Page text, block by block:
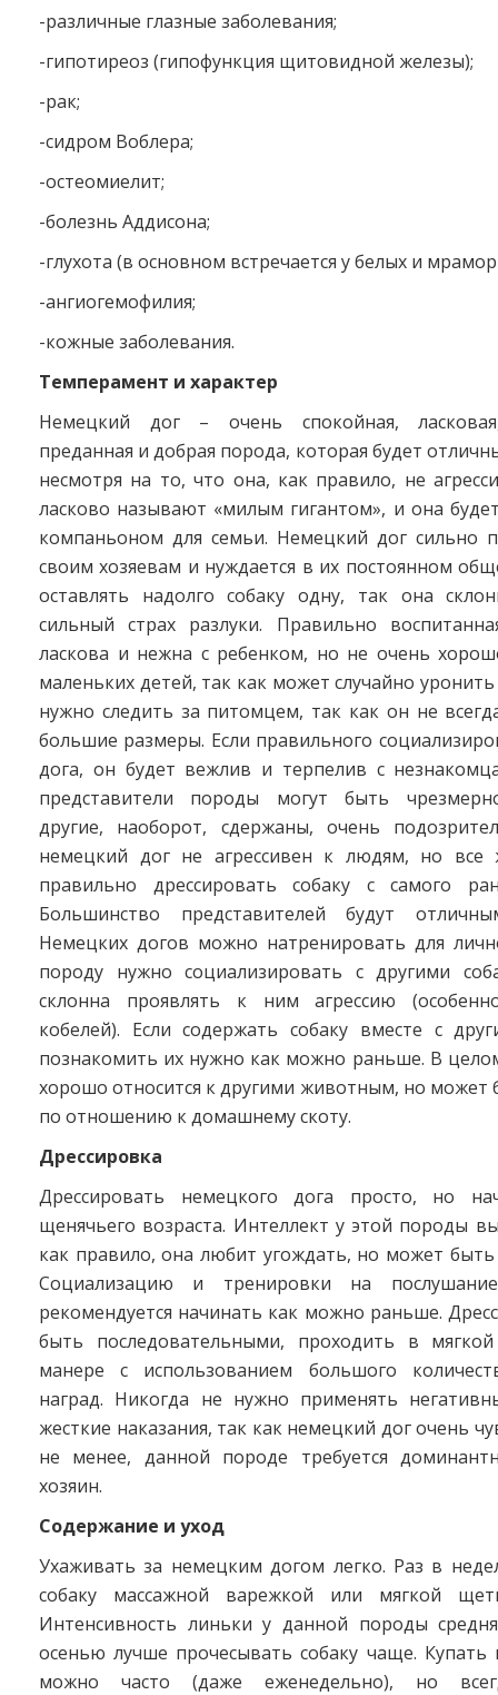
-различные глазные заболевания;
-гипотиреоз (гипофункция щитовидной железы);
-рак;
-сидром Воблера;
-остеомиелит;
-болезнь Аддисона;
-глухота (в основном встречается у белых и
-ангиогемофилия;
-кожные заболевания.
Темперамент и характер
Немецкий дог – очень спокойная,
преданная и добрая порода, которая будет
несмотря на то, что она, как правило, не
ласково называют «милым гигантом», и она
компаньоном для семьи. Немецкий дог сильно
своим хозяевам и нуждается в их постоянном
оставлять надолго собаку одну, так она
сильный страх разлуки. Правильно
ласкова и нежна с ребенком, но не очень
маленьких детей, так как может случайно уронить
нужно следить за питомцем, так как он не
большие размеры. Если правильного
дога, он будет вежлив и терпелив с
представители породы могут быть
другие, наоборот, сдержаны, очень
немецкий дог не агрессивен к людям, но все
правильно дрессировать собаку с самого
Большинство представителей будут
Немецких догов можно натренировать для
породу нужно социализировать с другими
склонна проявлять к ним агрессию
кобелей). Если содержать собаку вместе с
познакомить их нужно как можно раньше. В
хорошо относится к другими животным, но может
по отношению к домашнему скоту.
Дрессировка
Дрессировать немецкого дога просто, но
щенячьего возраста. Интеллект у этой породы
как правило, она любит угождать, но может
Социализацию и тренировки на послушание
рекомендуется начинать как можно раньше.
быть последовательными, проходить в
манере с использованием большого
наград. Никогда не нужно применять
жесткие наказания, так как немецкий дог очень
не менее, данной породе требуется
хозяин.
Содержание и уход
Ухаживать за немецким догом легко. Раз в
собаку массажной варежкой или мягкой
Интенсивность линьки у данной породы
осенью лучше прочесывать собаку чаще. Купать
можно часто (даже еженедельно), но